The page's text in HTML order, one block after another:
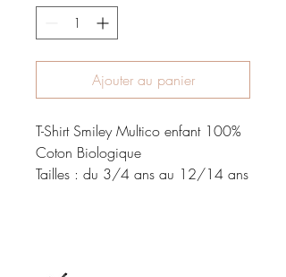
Ajouter au panier
T-Shirt Smiley Multico enfant 100%
Coton Biologique
Tailles : du 3/4 ans au 12/14 ans